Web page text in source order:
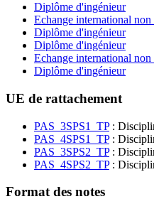
Diplôme d'ingénieur
Echange international
Diplôme d'ingénieur
Diplôme d'ingénieur
Echange international
Diplôme d'ingénieur
UE de rattachement
PAS_3SPS1_TP:
PAS_4SPS1_TP:
PAS_3SPS2_TP:
PAS_4SPS2_TP:
Format des notes